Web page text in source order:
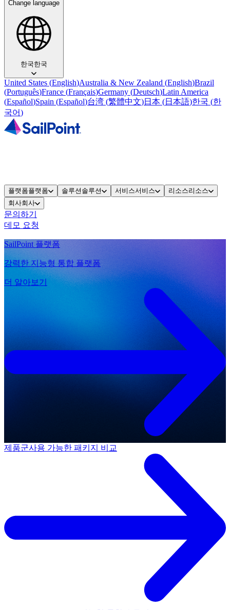
Change language
한국한국
United States (English)Australia & New Zealand (English)Brazil
(Português)France (Français)Germany (Deutsch)Latin America
(Español)Spain (Español)台湾 (繁體中文)日本 (日本語)한국 (한
국어)
플랫폼플랫폼 솔루션 솔루션 서비스서비스 리소스리소스
회사회사
문의하기
데모 요청
SailPoint 플랫폼
강력한 지능형 통합 플랫폼
더 알아보기
제품군사용 가능한 패키지 비교